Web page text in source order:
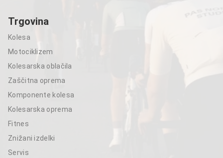
Trgovina
Kolesa
Motociklizem
Kolesarska oblačila
Zaščitna oprema
Komponente kolesa
Kolesarska oprema
Fitnes
Znižani izdelki
Servis